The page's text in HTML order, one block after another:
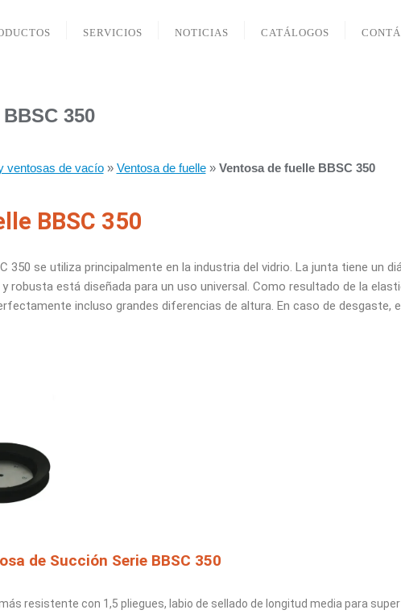
SERVICIOS NOTICIAS CATÁLOGOS
350
ventosas de vacío» Ventosa de fuelle» Ventosa de fuelle BBSC 350
BBSC 350
350 se utiliza principalmente en la industria del vidrio. La junta tiene un
robusta está diseñada para un uso universal. Como resultado de la
incluso grandes diferencias de altura. En caso de desgaste,
de Succión Serie BBSC 350
resistente con 1,5 pliegues, labio de sellado de longitud media para